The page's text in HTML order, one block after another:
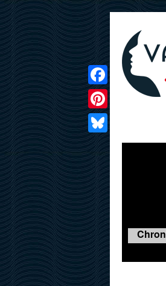
Facebook
Pinterest
Bluesky